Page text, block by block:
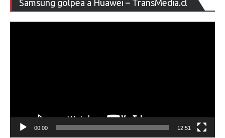
Samsung golpea a Huawei – TransMedia.cl
de
00:00 12:51